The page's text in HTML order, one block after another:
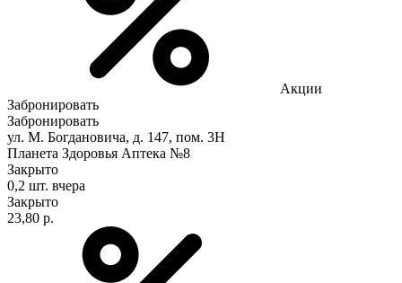
Акции
Забронировать
Забронировать
ул. М. Богдановича, д. 147, пом. 3Н
Планета Здоровья Аптека №8
Закрыто
0,2 шт. вчера
Закрыто
23,80 р.